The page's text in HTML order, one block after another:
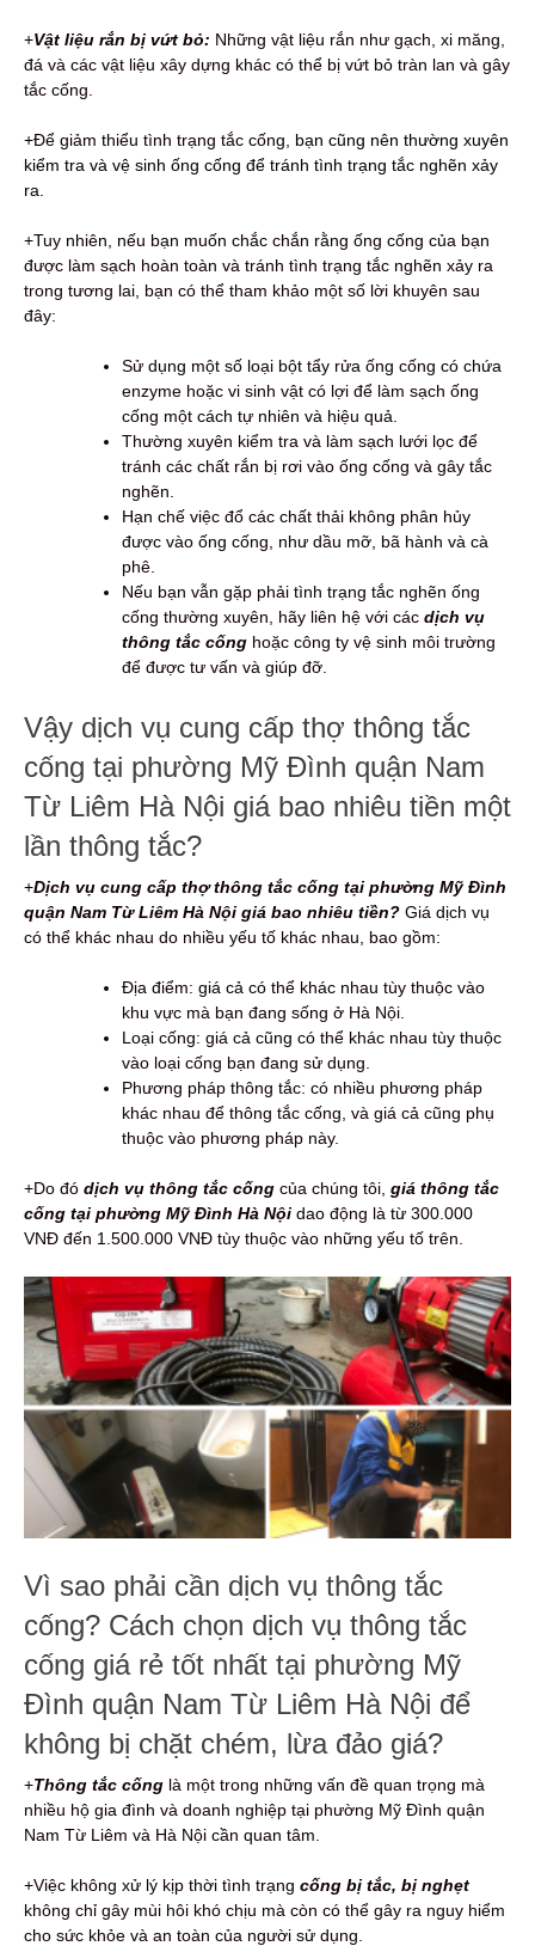
+Vật liệu rắn bị vứt bỏ: Những vật liệu rắn như gạch, xi măng,
đá và các vật liệu xây dựng khác có thể bị vứt bỏ tràn lan và gây
tắc cống.
+Để giảm thiểu tình trạng tắc cống, bạn cũng nên thường xuyên
kiểm tra và vệ sinh ống cống để tránh tình trạng tắc nghẽn xảy
ra.
+Tuy nhiên, nếu bạn muốn chắc chắn rằng ống cống của bạn
được làm sạch hoàn toàn và tránh tình trạng tắc nghẽn xảy ra
trong tương lai, bạn có thể tham khảo một số lời khuyên sau
đây:
Sử dụng một số loại bột tẩy rửa ống cống có chứa
enzyme hoặc vi sinh vật có lợi để làm sạch ống
cống một cách tự nhiên và hiệu quả.
Thường xuyên kiểm tra và làm sạch lưới lọc để
tránh các chất rắn bị rơi vào ống cống và gây tắc
nghẽn.
Hạn chế việc đổ các chất thải không phân hủy
được vào ống cống, như dầu mỡ, bã hành và cà
phê.
Nếu bạn vẫn gặp phải tình trạng tắc nghẽn ống
cống thường xuyên, hãy liên hệ với các dịch vụ
thông tắc cống hoặc công ty vệ sinh môi trường
để được tư vấn và giúp đỡ.
Vậy dịch vụ cung cấp thợ thông tắc
cống tại phường Mỹ Đình quận Nam
Từ Liêm Hà Nội giá bao nhiêu tiền một
lần thông tắc?
+Dịch vụ cung cấp thợ thông tắc cống tại phường Mỹ Đình
quận Nam Từ Liêm Hà Nội giá bao nhiêu tiền? Giá dịch vụ
có thể khác nhau do nhiều yếu tố khác nhau, bao gồm:
Địa điểm: giá cả có thể khác nhau tùy thuộc vào
khu vực mà bạn đang sống ở Hà Nội.
Loại cống: giá cả cũng có thể khác nhau tùy thuộc
vào loại cống bạn đang sử dụng.
Phương pháp thông tắc: có nhiều phương pháp
khác nhau để thông tắc cống, và giá cả cũng phụ
thuộc vào phương pháp này.
+Do đó dịch vụ thông tắc cống của chúng tôi, giá thông tắc
cống tại phường Mỹ Đình Hà Nội dao động là từ 300.000
VNĐ đến 1.500.000 VNĐ tùy thuộc vào những yếu tố trên.
Vì sao phải cần dịch vụ thông tắc
cống? Cách chọn dịch vụ thông tắc
cống giá rẻ tốt nhất tại phường Mỹ
Đình quận Nam Từ Liêm Hà Nội để
không bị chặt chém, lừa đảo giá?
+Thông tắc cống là một trong những vấn đề quan trọng mà
nhiều hộ gia đình và doanh nghiệp tại phường Mỹ Đình quận
Nam Từ Liêm và Hà Nội cần quan tâm.
+Việc không xử lý kịp thời tình trạng cống bị tắc, bị nghẹt
không chỉ gây mùi hôi khó chịu mà còn có thể gây ra nguy hiểm
cho sức khỏe và an toàn của người sử dụng.